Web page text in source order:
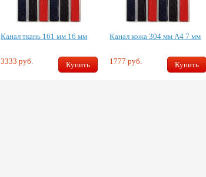
Канал ткань 161 мм 16 мм
3333 руб. Купить
Канал кожа 304 мм А4 7 мм
1777 руб. Купить